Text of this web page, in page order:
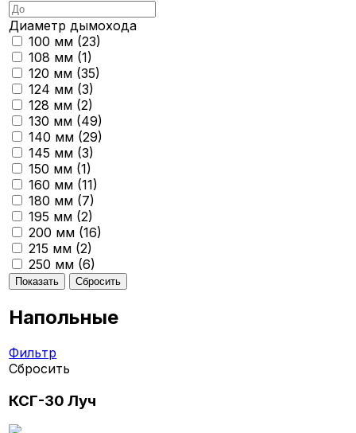
Диаметр дымохода
100 мм (23)
108 мм (1)
120 мм (35)
124 мм (3)
128 мм (2)
130 мм (49)
140 мм (29)
145 мм (3)
150 мм (1)
160 мм (11)
180 мм (7)
195 мм (2)
200 мм (16)
215 мм (2)
250 мм (6)
Напольные
Фильтр
Сбросить
КСГ-30 Луч